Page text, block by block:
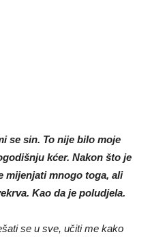
se sin. To nije bilo moje
kćer. Nakon što je
mijenjati mnogo toga, ali
Kao da je poludjela.
se u sve, učiti me kako